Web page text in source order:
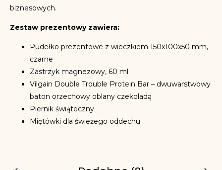
biznesowych.
Zestaw prezentowy zawiera:
Pudełko prezentowe z wieczkiem 150x100x50 mm,
czarne
Zastrzyk magnezowy, 60 ml
Vilgain Double Trouble Protein Bar ⁠–⁠ dwuwarstwowy
baton orzechowy oblany czekoladą
Piernik świąteczny
Miętówki dla świeżego oddechu